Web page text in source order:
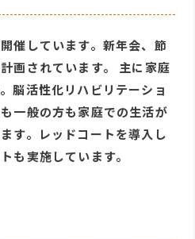
催しています。新年会、節
画されています。 主に家庭
脳活性化リハビリテーショ
一般の方も家庭での生活が
す。レッドコートを導入し
も実施しています。